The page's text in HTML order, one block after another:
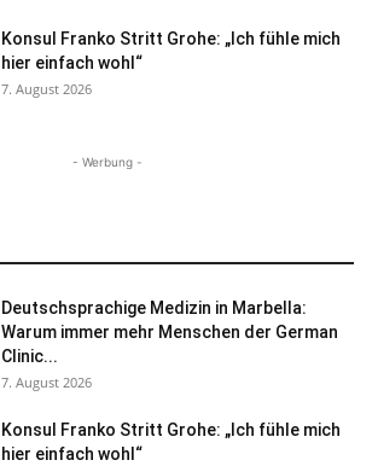
Konsul Franko Stritt Grohe: „Ich fühle mich
hier einfach wohl“
7. August 2026
- Werbung -
Deutschsprachige Medizin in Marbella:
Warum immer mehr Menschen der German
Clinic...
7. August 2026
Konsul Franko Stritt Grohe: „Ich fühle mich
hier einfach wohl“